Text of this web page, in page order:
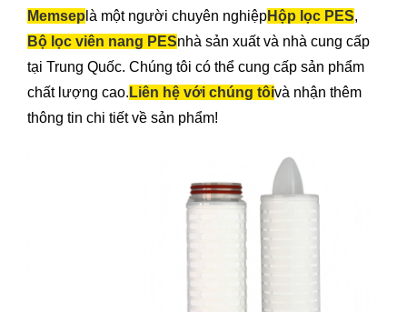
Memsep là một người chuyên nghiệpHộp lọc PES,
Bộ lọc viên nang PESnhà sản xuất và nhà cung cấp
tại Trung Quốc. Chúng tôi có thể cung cấp sản phẩm
chất lượng cao. Liên hệ với chúng tôivà nhận thêm
thông tin chi tiết về sản phẩm!